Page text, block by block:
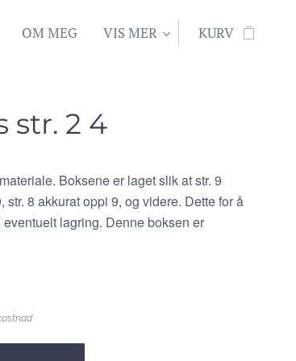
OM MEG VIS MER KURV
str. 2 4
Boksene er laget slik at str. 9
str. 8 akkurat oppi 9, og videre. Dette for å
lagring. Denne boksen er